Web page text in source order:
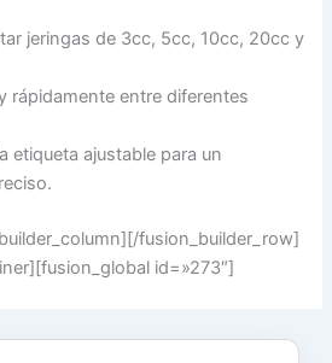
jeringas de 3cc, 5cc, 10cc, 20cc y
rápidamente entre diferentes
etiqueta ajustable para un
fusion_builder_row]
id=»273″]